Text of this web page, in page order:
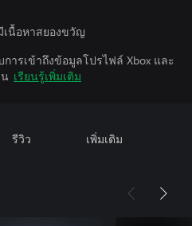
เนื้อหาสยองขวัญ
ารเข้าถึงข้อมูลโปรไฟล์ Xbox และ
เรียนรู้เพิ่มเติม
รีวิว เพิ่มเติม